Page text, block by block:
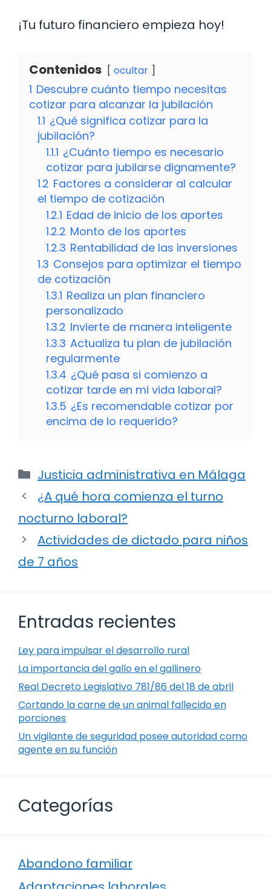
¡Tu futuro financiero empieza hoy!
Contenidos ocultar
1 Descubre cuánto tiempo necesitas
cotizar para alcanzar la jubilación
1.1 ¿Qué significa cotizar para la
jubilación?
1.1.1 ¿Cuánto tiempo es necesario
cotizar para jubilarse dignamente?
1.2 Factores a considerar al calcular
el tiempo de cotización
1.2.1 Edad de inicio de los aportes
1.2.2 Monto de los aportes
1.2.3 Rentabilidad de las inversiones
1.3 Consejos para optimizar el tiempo
de cotización
1.3.1 Realiza un plan financiero
personalizado
1.3.2 Invierte de manera inteligente
1.3.3 Actualiza tu plan de jubilación
regularmente
1.3.4 ¿Qué pasa si comienzo a
cotizar tarde en mi vida laboral?
1.3.5 ¿Es recomendable cotizar por
encima de lo requerido?
Categorías
Justicia administrativa en Málaga
¿A qué hora comienza el turno
nocturno laboral?
Actividades de dictado para niños
de 7 años
Entradas recientes
Ley para impulsar el desarrollo rural
La importancia del gallo en el gallinero
Real Decreto Legislativo 781/86 del 18 de abril
Cortando la carne de un animal fallecido en
porciones
Un vigilante de seguridad posee autoridad como
agente en su función
Categorías
Abandono familiar